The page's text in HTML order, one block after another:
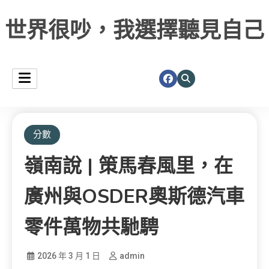
世界很吵，我選擇聽見自己
分數
嶺南說 | 策馬春風里，在
廣州與OSDER奧斯德汽車
零件萬物共馳騁
2026 年 3 月 1 日 admin